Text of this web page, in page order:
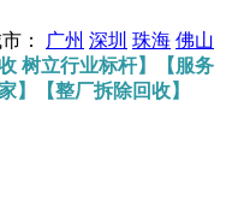
： 广州 深圳 珠海 佛山
树立行业标杆】【服务
】【整厂拆除回收】